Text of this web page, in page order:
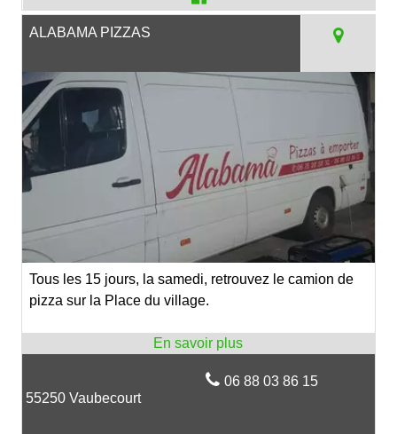
ALABAMA PIZZAS
Tous les 15 jours, la samedi, retrouvez le camion de
pizza sur la Place du village.
55250 Vaubecourt
06 88 03 86 15